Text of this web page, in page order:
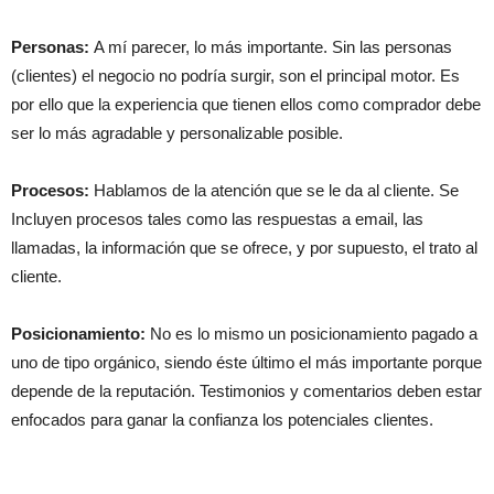
Personas: A mí parecer, lo más importante. Sin las personas
(clientes) el negocio no podría surgir, son el principal motor. Es
por ello que la experiencia que tienen ellos como comprador debe
ser lo más agradable y personalizable posible.
Procesos: Hablamos de la atención que se le da al cliente. Se
Incluyen procesos tales como las respuestas a email, las
llamadas, la información que se ofrece, y por supuesto, el trato al
cliente.
Posicionamiento: No es lo mismo un posicionamiento pagado a
uno de tipo orgánico, siendo éste último el más importante porque
depende de la reputación. Testimonios y comentarios deben estar
enfocados para ganar la confianza los potenciales clientes.